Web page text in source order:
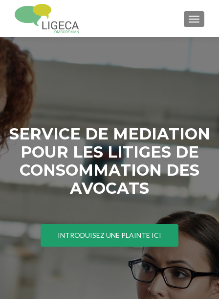
SERVICE DE MEDIATION
POUR LES LITIGES DE
CONSOMMATION DES
AVOCATS
INTRODUISEZ UNE PLAINTE ICI